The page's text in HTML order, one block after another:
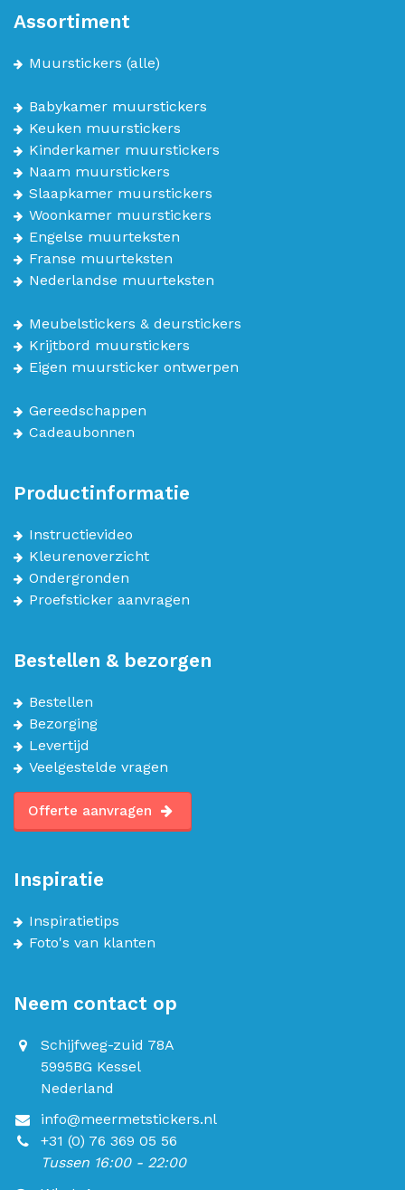
Assortiment
Muurstickers (alle)
Babykamer muurstickers
Keuken muurstickers
Kinderkamer muurstickers
Naam muurstickers
Slaapkamer muurstickers
Woonkamer muurstickers
Engelse muurteksten
Franse muurteksten
Nederlandse muurteksten
Meubelstickers & deurstickers
Krijtbord muurstickers
Eigen muursticker ontwerpen
Gereedschappen
Cadeaubonnen
Productinformatie
Instructievideo
Kleurenoverzicht
Ondergronden
Proefsticker aanvragen
Bestellen & bezorgen
Bestellen
Bezorging
Levertijd
Veelgestelde vragen
Offerte aanvragen
Inspiratie
Inspiratietips
Foto's van klanten
Neem contact op
Schijfweg-zuid 78A
5995BG Kessel
Nederland
info@meermetstickers.nl
+31 (0) 76 369 05 56
Tussen 16:00 - 22:00